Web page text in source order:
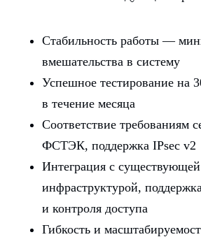
Стабильность работы —
вмешательства в систему
Успешное тестирование на
в течение месяца
Соответствие требованиям
ФСТЭК, поддержка IPsec v2
Интеграция с существующей
инфраструктурой,
и контроля доступа
Гибкость и